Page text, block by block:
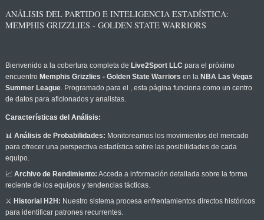
ANÁLISIS DEL PARTIDO E INTELIGENCIA ESTADÍSTICA:
MEMPHIS GRIZZLIES - GOLDEN STATE WARRIORS
Bienvenido a la cobertura completa de Live2Sport LLC para el próximo
encuentro Memphis Grizzlies - Golden State Warriors en la NBA Las Vegas
Summer League. Programado para el , esta página funciona como un centro
de datos para aficionados y analistas.
Características del Análisis:
📊 Análisis de Probabilidades: Monitoreamos los movimientos del mercado
para ofrecer una perspectiva estadística sobre las posibilidades de cada
equipo.
📈 Archivo de Rendimiento: Acceda a información detallada sobre la forma
reciente de los equipos y tendencias tácticas.
⚔️ Historial H2H: Nuestro sistema procesa enfrentamientos directos históricos
para identificar patrones recurrentes.